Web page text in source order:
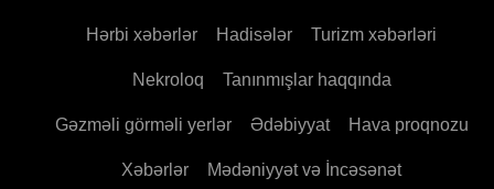
Hərbi xəbərlər Hadisələr Turizm xəbərləri
Nekroloq Tanınmışlar haqqında
Gəzməli görməli yerlər Ədəbiyyat Hava proqnozu
Xəbərlər Mədəniyyət və İncəsənət